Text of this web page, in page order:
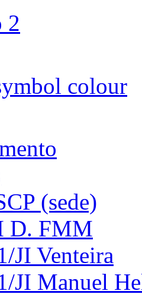
(sede)
D. FMM
JI Venteira
JI Manuel